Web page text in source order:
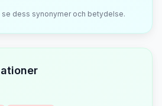
se dess synonymer och betydelse.